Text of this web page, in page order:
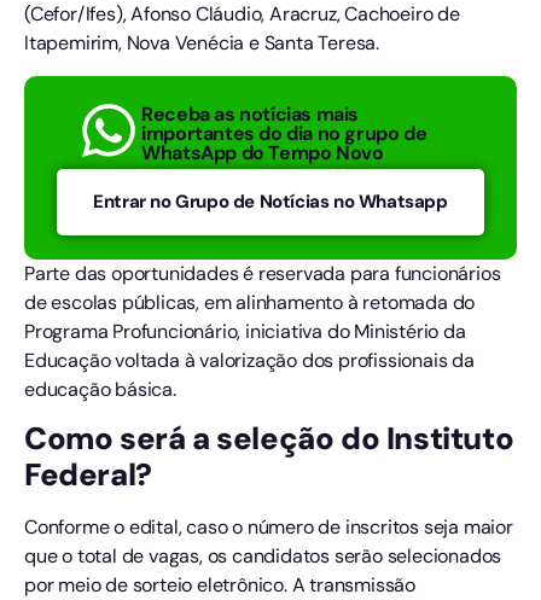
(Cefor/Ifes), Afonso Cláudio, Aracruz, Cachoeiro de
Itapemirim, Nova Venécia e Santa Teresa.
Receba as notícias mais
importantes do dia no grupo de
WhatsApp do Tempo Novo
Entrar no Grupo de Notícias no Whatsapp
Parte das oportunidades é reservada para funcionários
de escolas públicas, em alinhamento à retomada do
Programa Profuncionário, iniciativa do Ministério da
Educação voltada à valorização dos profissionais da
educação básica.
Como será a seleção do Instituto
Federal?
Conforme o edital, caso o número de inscritos seja maior
que o total de vagas, os candidatos serão selecionados
por meio de sorteio eletrônico. A transmissão